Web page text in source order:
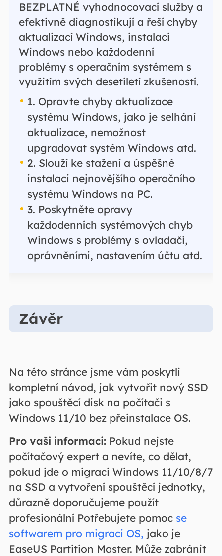
BEZPLATNÉ vyhodnocovací služby a
efektivně diagnostikují a řeší chyby
aktualizací Windows, instalaci
Windows nebo každodenní
problémy s operačním systémem s
využitím svých desetiletí zkušeností.
1. Opravte chyby aktualizace
systému Windows, jako je selhání
aktualizace, nemožnost
upgradovat systém Windows atd.
2. Slouží ke stažení a úspěšné
instalaci nejnovějšího operačního
systému Windows na PC.
3. Poskytněte opravy
každodenních systémových chyb
Windows s problémy s ovladači,
oprávněními, nastavením účtu atd.
Závěr
Na této stránce jsme vám poskytli
kompletní návod, jak vytvořit nový SSD
jako spouštěcí disk na počítači s
Windows 11/10 bez přeinstalace OS.
Pro vaši informaci:Pokud nejste
počítačový expert a nevíte, co dělat,
pokud jde o migraci Windows 11/10/8/7
na SSD a vytvoření spouštěcí jednotky,
důrazně doporučujeme použít
profesionální Potřebujete pomoc se
softwarem pro migraci OS, jako je
EaseUS Partition Master. Může zabránit